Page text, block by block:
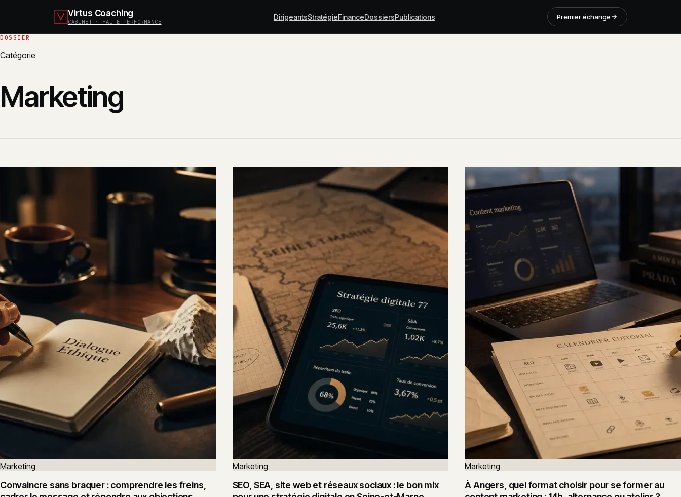
Virtus Coaching
CABINET · HAUTE PERFORMANCE
DirigeantsStratégieFinanceDossiersPublications Premier échange
Catégorie
Marketing
Marketing
Convaincre sans braquer : comprendre les freins,
Marketing
SEO, SEA, site web et réseaux sociaux : le bon mix
Marketing
À Angers, quel format choisir pour se former au